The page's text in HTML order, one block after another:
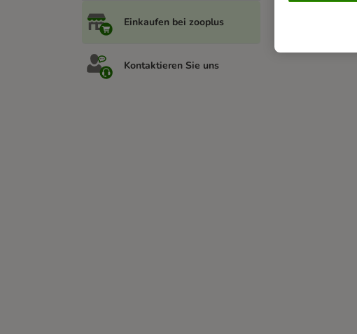
Einkaufen bei zooplus
Kontaktieren Sie uns